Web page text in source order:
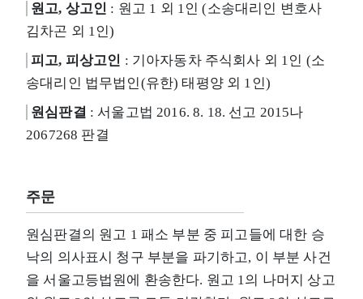
원고, 상고인 : 원고 1 외 1인 (소송대리인 변호사
김차곤 외 1인)
피고, 피상고인 : 기아자동차 주식회사 외 1인 (소
송대리인 법무법인(유한) 태평양 외 1인)
원심판결 : 서울고법 2016. 8. 18. 선고 2015나
2067268 판결
주문
원심판결의 원고 1 패소 부분 중 피고들에 대한 승
낙의 의사표시 청구 부분을 파기하고, 이 부분 사건
을 서울고등법원에 환송한다. 원고 1의 나머지 상고